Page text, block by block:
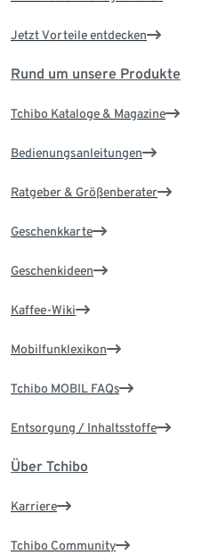
Jetzt Vorteile entdecken
Rund um unsere Produkte
Tchibo Kataloge & Magazine
Bedienungsanleitungen
Ratgeber & Größenberater
Geschenkkarte
Geschenkideen
Kaffee-Wiki
Mobilfunklexikon
Tchibo MOBIL FAQs
Entsorgung / Inhaltsstoffe
Über Tchibo
Karriere
Tchibo Community